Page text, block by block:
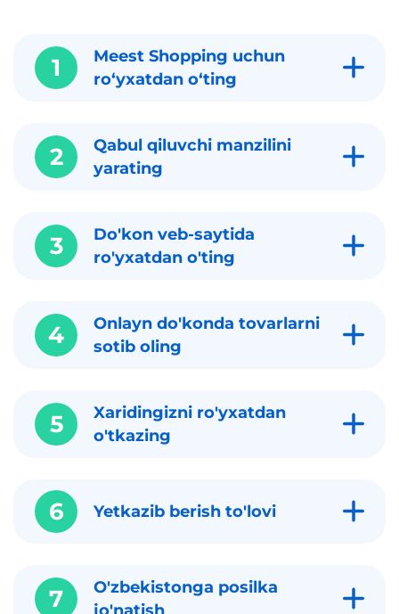
1
Meest Shopping uchun
roʻyxatdan oʻting
2
Qabul qiluvchi manzilini
yarating
3
Do'kon veb-saytida
ro'yxatdan o'ting
4
Onlayn do'konda tovarlarni
sotib oling
5
Xaridingizni ro'yxatdan
o'tkazing
6 Yetkazib berish to'lovi
7
O'zbekistonga posilka